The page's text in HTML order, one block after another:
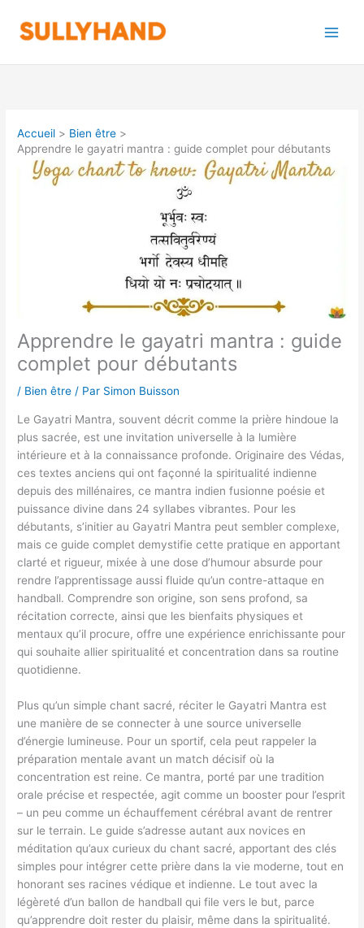
contenu
Accueil
Bien être
Apprendre le gayatri mantra : guide complet pour débutants
Apprendre le gayatri mantra : guide
complet pour débutants
/ Bien être / Par Simon Buisson
Le Gayatri Mantra, souvent décrit comme la prière hindoue la
plus sacrée, est une invitation universelle à la lumière
intérieure et à la connaissance profonde. Originaire des Védas,
ces textes anciens qui ont façonné la spiritualité indienne
depuis des millénaires, ce mantra indien fusionne poésie et
puissance divine dans 24 syllabes vibrantes. Pour les
débutants, s’initier au Gayatri Mantra peut sembler complexe,
mais ce guide complet demystifie cette pratique en apportant
clarté et rigueur, mixée à une dose d’humour absurde pour
rendre l’apprentissage aussi fluide qu’un contre-attaque en
handball. Comprendre son origine, son sens profond, sa
récitation correcte, ainsi que les bienfaits physiques et
mentaux qu’il procure, offre une expérience enrichissante pour
qui souhaite allier spiritualité et concentration dans sa routine
quotidienne.
Plus qu’un simple chant sacré, réciter le Gayatri Mantra est
une manière de se connecter à une source universelle
d’énergie lumineuse. Pour un sportif, cela peut rappeler la
préparation mentale avant un match décisif où la
concentration est reine. Ce mantra, porté par une tradition
orale précise et respectée, agit comme un booster pour l’esprit
– un peu comme un échauffement cérébral avant de rentrer
sur le terrain. Le guide s’adresse autant aux novices en
méditation qu’aux curieux du chant sacré, apportant des clés
simples pour intégrer cette prière dans la vie moderne, tout en
honorant ses racines védique et indienne. Le tout avec la
légèreté d’un ballon de handball qui file vers le but, parce
qu’apprendre doit rester du plaisir, même dans la spiritualité.